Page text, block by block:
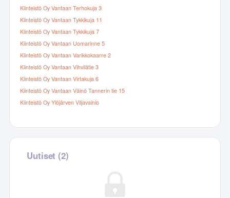
Kiinteistö Oy Vantaan Terhokuja 3
Kiinteistö Oy Vantaan Tykkikuja 11
Kiinteistö Oy Vantaan Tykkikuja 7
Kiinteistö Oy Vantaan Uomarinne 5
Kiinteistö Oy Vantaan Varikkokaarre 2
Kiinteistö Oy Vantaan Vihvilätie 3
Kiinteistö Oy Vantaan Virtakuja 6
Kiinteistö Oy Vantaan Väinö Tannerin tie 15
Kiinteistö Oy Ylöjärven Viljavainio
Uutiset (2)